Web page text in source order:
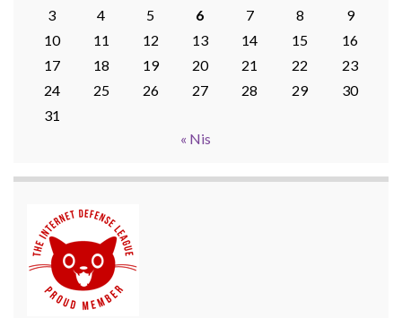
3
4 5 6 7 8
9
10
11 12 13 14 15
16
17
18 19 20 21 22
23
24
25 26 27 28 29
30
31
« Nis